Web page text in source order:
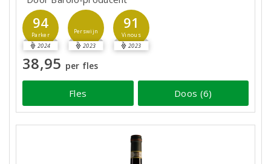
94
Parker
2024
Perswijn
2023
91
Vinous
2023
38,95 per fles
Fles Doos (6)